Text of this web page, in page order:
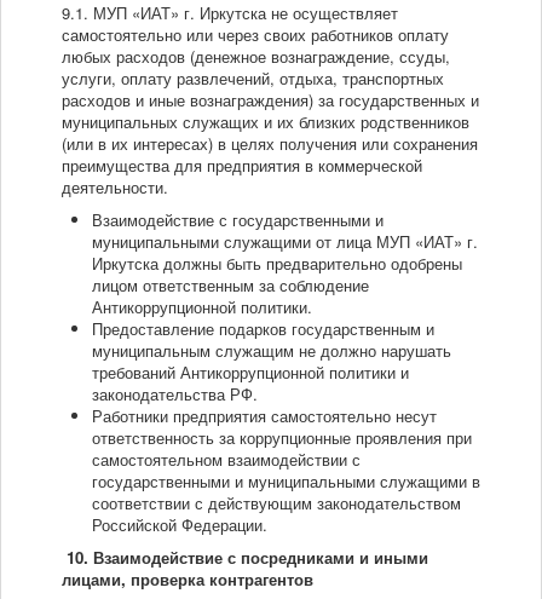
9.1. МУП «ИАТ» г. Иркутска не осуществляет
самостоятельно или через своих работников оплату
любых расходов (денежное вознаграждение, ссуды,
услуги, оплату развлечений, отдыха, транспортных
расходов и иные вознаграждения) за государственных и
муниципальных служащих и их близких родственников
(или в их интересах) в целях получения или сохранения
преимущества для предприятия в коммерческой
деятельности.
Взаимодействие с государственными и
муниципальными служащими от лица МУП «ИАТ» г.
Иркутска должны быть предварительно одобрены
лицом ответственным за соблюдение
Антикоррупционной политики.
Предоставление подарков государственным и
муниципальным служащим не должно нарушать
требований Антикоррупционной политики и
законодательства РФ.
Работники предприятия самостоятельно несут
ответственность за коррупционные проявления при
самостоятельном взаимодействии с
государственными и муниципальными служащими в
соответствии с действующим законодательством
Российской Федерации.
10. Взаимодействие с посредниками и иными
лицами, проверка контрагентов